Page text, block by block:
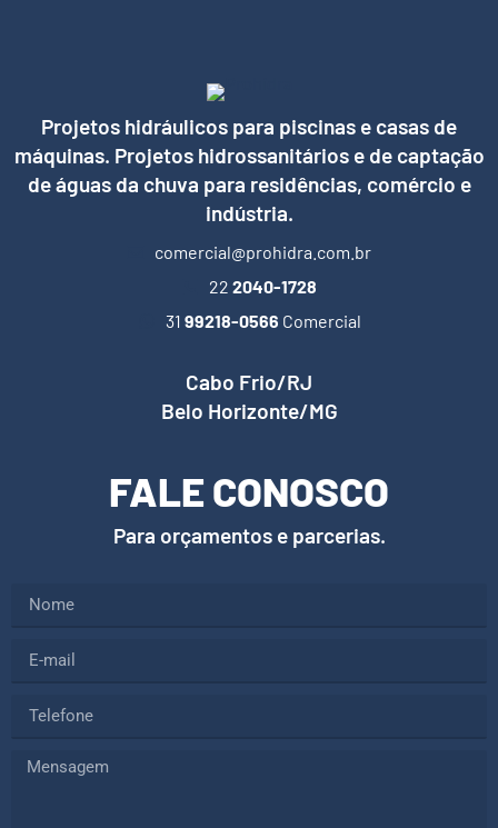
Projetos hidráulicos para piscinas e casas de
máquinas. Projetos hidrossanitários e de captação
de águas da chuva para residências, comércio e
indústria.
comercial@prohidra.com.br
22 2040-1728
31 99218-0566 Comercial
Cabo Frio/RJ
Belo Horizonte/MG
FALE CONOSCO
Para orçamentos e parcerias.